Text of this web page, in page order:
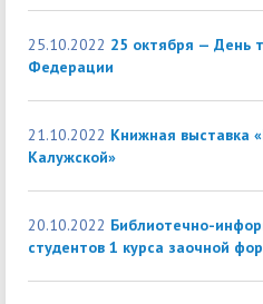
25.10.2022 25 октября — День
Федерации
21.10.2022 Книжная выставка
Калужской»
20.10.2022 Библиотечно-
студентов 1 курса заочной